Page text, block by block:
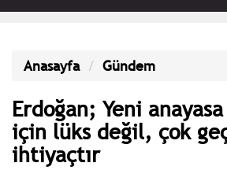
Anasayfa Gündem
Erdoğan; Yeni
için lüks değil, çok
ihtiyaçtır